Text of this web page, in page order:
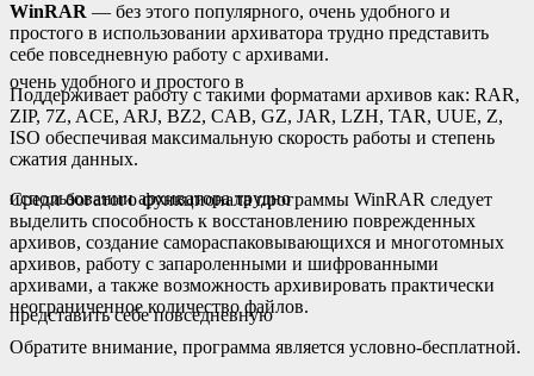
очень удобного и простого в
использовании архиватора трудно
представить себе повседневную
WinRAR — без этого популярного, очень удобного и
простого в использовании архиватора трудно представить
себе повседневную работу с архивами.
Поддерживает работу с такими форматами архивов как: RAR,
ZIP, 7Z, ACE, ARJ, BZ2, CAB, GZ, JAR, LZH, TAR, UUE, Z,
ISO обеспечивая максимальную скорость работы и степень
сжатия данных.
Среди богатого функционала программы WinRAR следует
выделить способность к восстановлению поврежденных
архивов, создание самораспаковывающихся и многотомных
архивов, работу с запароленными и шифрованными
архивами, а также возможность архивировать практически
неограниченное количество файлов.
Обратите внимание, программа является условно-бесплатной.